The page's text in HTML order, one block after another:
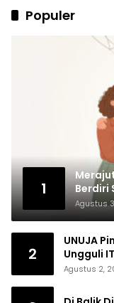
Populer
1
Berdiri
Agustus
2
UNUJA
Ungguli
Agustus 2,